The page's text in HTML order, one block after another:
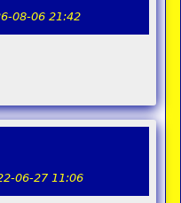
08-06 21:42
06-27 11:06